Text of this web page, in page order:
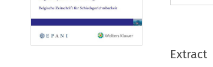
Extract